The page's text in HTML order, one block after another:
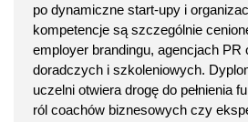
po dynamiczne start-upy i
kompetencje są szczególnie
employer brandingu, agencjach PR
doradczych i szkoleniowych.
uczelni otwiera drogę do pełnienia
ról coachów biznesowych czy